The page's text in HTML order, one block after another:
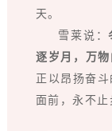
天。
雪莱说：
逐岁月，万
正以昂扬奋
面前，永不止